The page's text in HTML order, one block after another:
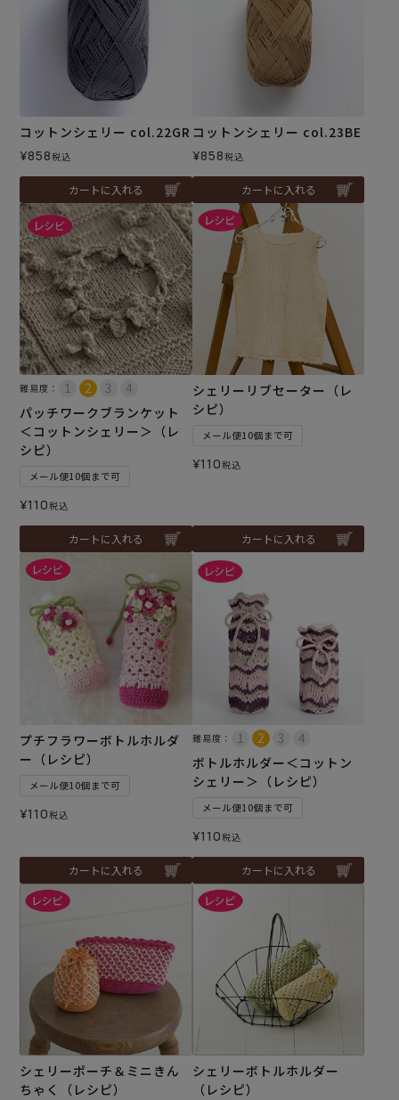
コットンシェリー col.22GR
¥858税込
カートに入れる
コットンシェリー col.23BE
¥858税込
カートに入れる
難易度：
パッチワークブランケット
＜コットンシェリー＞（レ
シピ）
メール便10個まで可
¥110税込
カートに入れる
シェリーリブセーター（レ
シピ）
メール便10個まで可
¥110税込
カートに入れる
プチフラワーボトルホルダ
ー（レシピ）
メール便10個まで可
¥110税込
カートに入れる
難易度：
ボトルホルダー＜コットン
シェリー＞（レシピ）
メール便10個まで可
¥110税込
カートに入れる
シェリーポーチ＆ミニきん
ちゃく（レシピ）
シェリーボトルホルダー
（レシピ）